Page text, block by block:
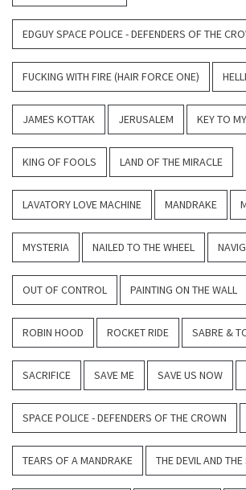
EDGUY SPACE POLICE - DEFENDERS OF THE
FUCKING WITH FIRE (HAIR FORCE ONE)
JAMES KOTTAK JERUSALEM KEY TO
KING OF FOOLS LAND OF THE MIRACLE
LAVATORY LOVE MACHINE MANDRAKE
MYSTERIA NAILED TO THE WHEEL
OUT OF CONTROL PAINTING ON THE WALL
ROBIN HOOD ROCKET RIDE SABRE &
SACRIFICE SAVE ME SAVE US NOW
SPACE POLICE - DEFENDERS OF THE CROWN
TEARS OF A MANDRAKE THE DEVIL AND